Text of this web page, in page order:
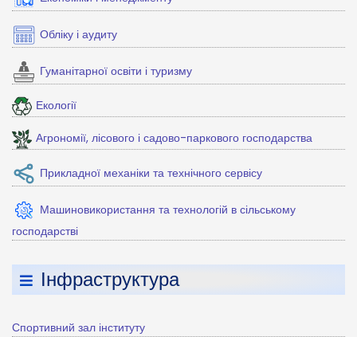
Обліку і аудиту
Гуманітарної освіти і туризму
Екології
Агрономії, лісового і садово-паркового господарства
Прикладної механіки та технічного сервісу
Машиновикористання та технологій в сільському
господарстві
Інфраструктура
Спортивний зал інституту